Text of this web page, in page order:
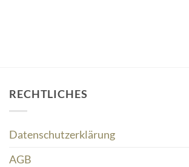
RECHTLICHES
Datenschutzerklärung
AGB